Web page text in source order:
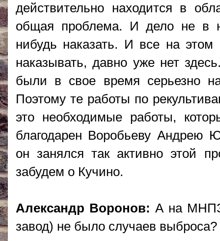
действительно находится в
общая проблема. И дело не в
нибудь наказать. И все на
наказывать, давно уже нет
были в свое время серьезно
Поэтому те работы по
это необходимые работы,
благодарен Воробьеву Андрею
он занялся так активно этой
забудем о Кучино.
Александр Воронов: А на МНПЗ
завод) не было случаев выброса?